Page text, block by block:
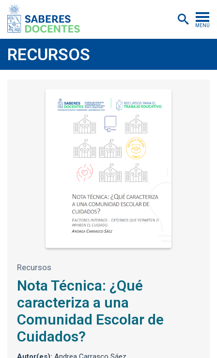
MENÚ
Postítulos y diplomados
Investigación
Publicaciones
Quiénes somos
Inscripciones
Aulas virtuales
RECURSOS
Recursos
Nota Técnica: ¿Qué
caracteriza a una
Comunidad Escolar de
Cuidados?